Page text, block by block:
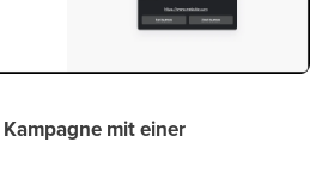
mit einer